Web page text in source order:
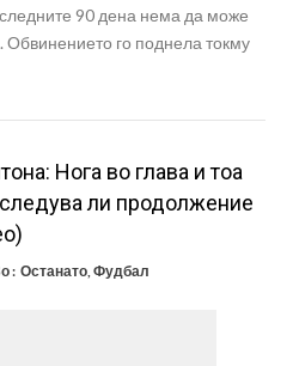
90 дена нема да може
Обвинението го поднела токму
Нога во глава и тоа
ли продолжение
: Останато,Фудбал